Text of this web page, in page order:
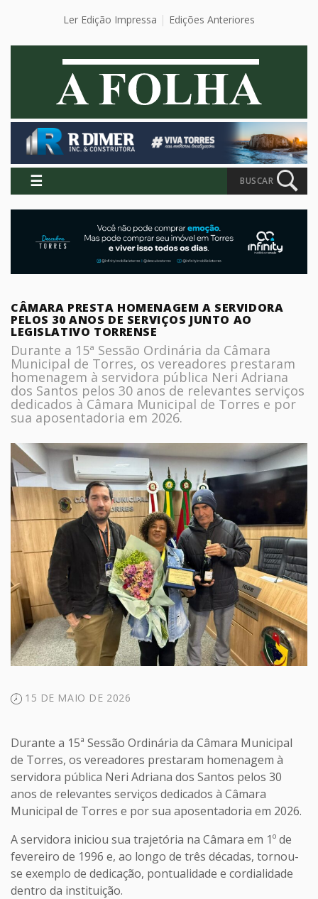
Ler Edição Impressa Edições Anteriores
☰ BUSCAR
CÂMARA PRESTA HOMENAGEM A SERVIDORA
PELOS 30 ANOS DE SERVIÇOS JUNTO AO
LEGISLATIVO TORRENSE
Durante a 15ª Sessão Ordinária da Câmara
Municipal de Torres, os vereadores prestaram
homenagem à servidora pública Neri Adriana
dos Santos pelos 30 anos de relevantes serviços
dedicados à Câmara Municipal de Torres e por
sua aposentadoria em 2026.
15 DE MAIO DE 2026
Durante a 15ª Sessão Ordinária da Câmara Municipal
de Torres, os vereadores prestaram homenagem à
servidora pública Neri Adriana dos Santos pelos 30
anos de relevantes serviços dedicados à Câmara
Municipal de Torres e por sua aposentadoria em 2026.
A servidora iniciou sua trajetória na Câmara em 1º de
fevereiro de 1996 e, ao longo de três décadas, tornou-
se exemplo de dedicação, pontualidade e cordialidade
dentro da instituição.